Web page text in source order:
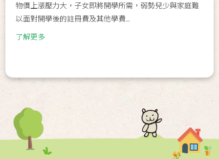
物價上漲壓力大，子女即將開學所需，弱勢兒少與家庭難
以面對開學後的註冊費及其他學費...
了解更多